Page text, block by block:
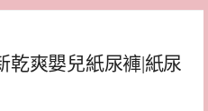
乾爽嬰兒紙尿褲|紙尿